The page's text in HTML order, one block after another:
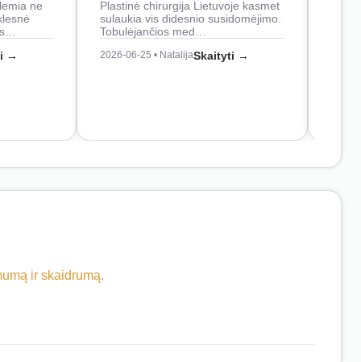
ne
→
Plastinė chirurgija Lietuvoje kasmet
sulaukia vis didesnio susidomėjimo.
Tobulėjančios med…
2026-06-25 • NatalijaSkaityti →
ir skaidrumą.